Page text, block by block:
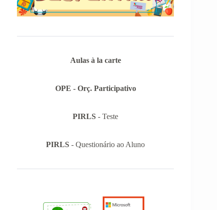
Aulas à la carte
OPE - Orç. Participativo
PIRLS - Teste
PIRLS - Questionário ao Aluno